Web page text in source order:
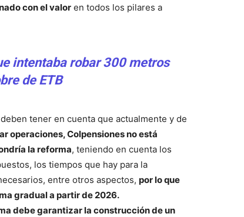
con el valor en todos los pilares a
intentaba robar 300 metros
de ETB
deben tener en cuenta que actualmente y de
operaciones, Colpensiones no está
la reforma, teniendo en cuenta los
los tiempos que hay para la
entre otros aspectos, por lo que
gradual a partir de 2026.
debe garantizar la construcción de un